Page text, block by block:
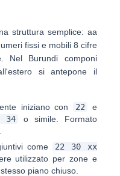
struttura semplice: aa
fissi e mobili 8 cifre
Nel Burundi componi
si antepone il
iniziano con 22
e
34
o simile. Formato
come
22 30 xx
utilizzato per zone e
piano chiuso.